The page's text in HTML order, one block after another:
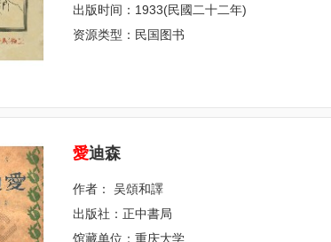
出版时间：1933(民國二十二年)
资源类型：民国图书
愛迪森
作者： 吴頌和譯
出版社：正中書局
馆藏单位：重庆大学